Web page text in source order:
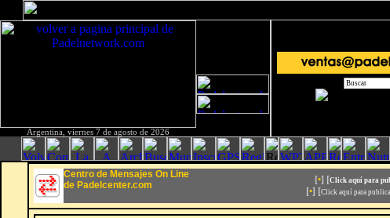
Argentina, viernes 7 de agosto de 2026
Centro de Mensajes On Line
de Padelcenter.com
[•] [Click aquí para
[•] [Click aquí para